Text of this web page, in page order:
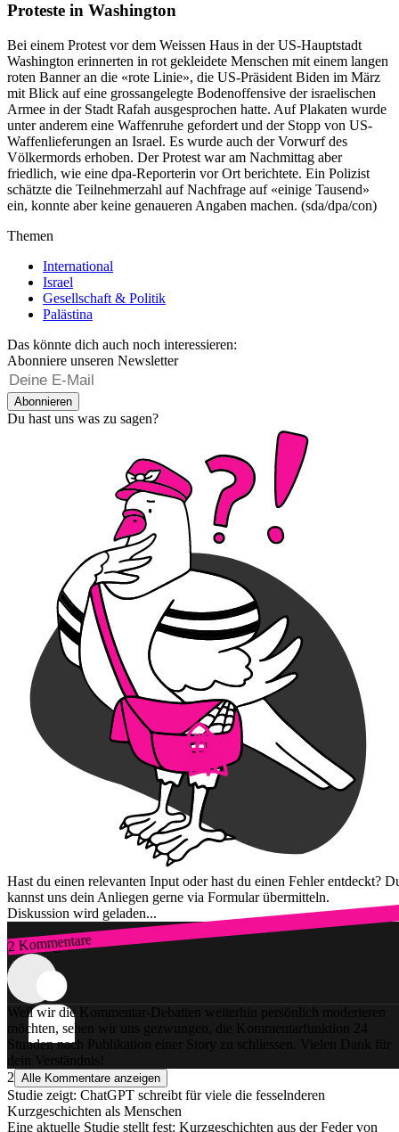
Proteste in Washington
Bei einem Protest vor dem Weissen Haus in der US-Hauptstadt
Washington erinnerten in rot gekleidete Menschen mit einem langen
roten Banner an die «rote Linie», die US-Präsident Biden im März
mit Blick auf eine grossangelegte Bodenoffensive der israelischen
Armee in der Stadt Rafah ausgesprochen hatte. Auf Plakaten wurde
unter anderem eine Waffenruhe gefordert und der Stopp von US-
Waffenlieferungen an Israel. Es wurde auch der Vorwurf des
Völkermords erhoben. Der Protest war am Nachmittag aber
friedlich, wie eine dpa-Reporterin vor Ort berichtete. Ein Polizist
schätzte die Teilnehmerzahl auf Nachfrage auf «einige Tausend»
ein, konnte aber keine genaueren Angaben machen. (sda/dpa/con)
Themen
International
Israel
Gesellschaft & Politik
Palästina
Das könnte dich auch noch interessieren:
Abonniere unseren Newsletter
Abonnieren
Du hast uns was zu sagen?
Hast du einen relevanten Input oder hast du einen Fehler entdeckt?
kannst uns dein Anliegen gerne via Formular übermitteln.
Diskussion wird geladen...
2 Kommentare
Zum Login
Weil wir die Kommentar-Debatten weiterhin persönlich moderieren
möchten, sehen wir uns gezwungen, die Kommentarfunktion 24
Stunden nach Publikation einer Story zu schliessen. Vielen Dank für
dein Verständnis!
2 Alle Kommentare anzeigen
Studie zeigt: ChatGPT schreibt für viele die fesselnderen
Kurzgeschichten als Menschen
Eine aktuelle Studie stellt fest: Kurzgeschichten aus der Feder von